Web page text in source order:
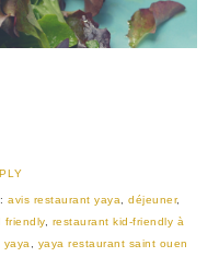
avis restaurant yaya ,déjeuner,
friendly, restaurant kid-friendly à
yaya yaya restaurant saint ouen